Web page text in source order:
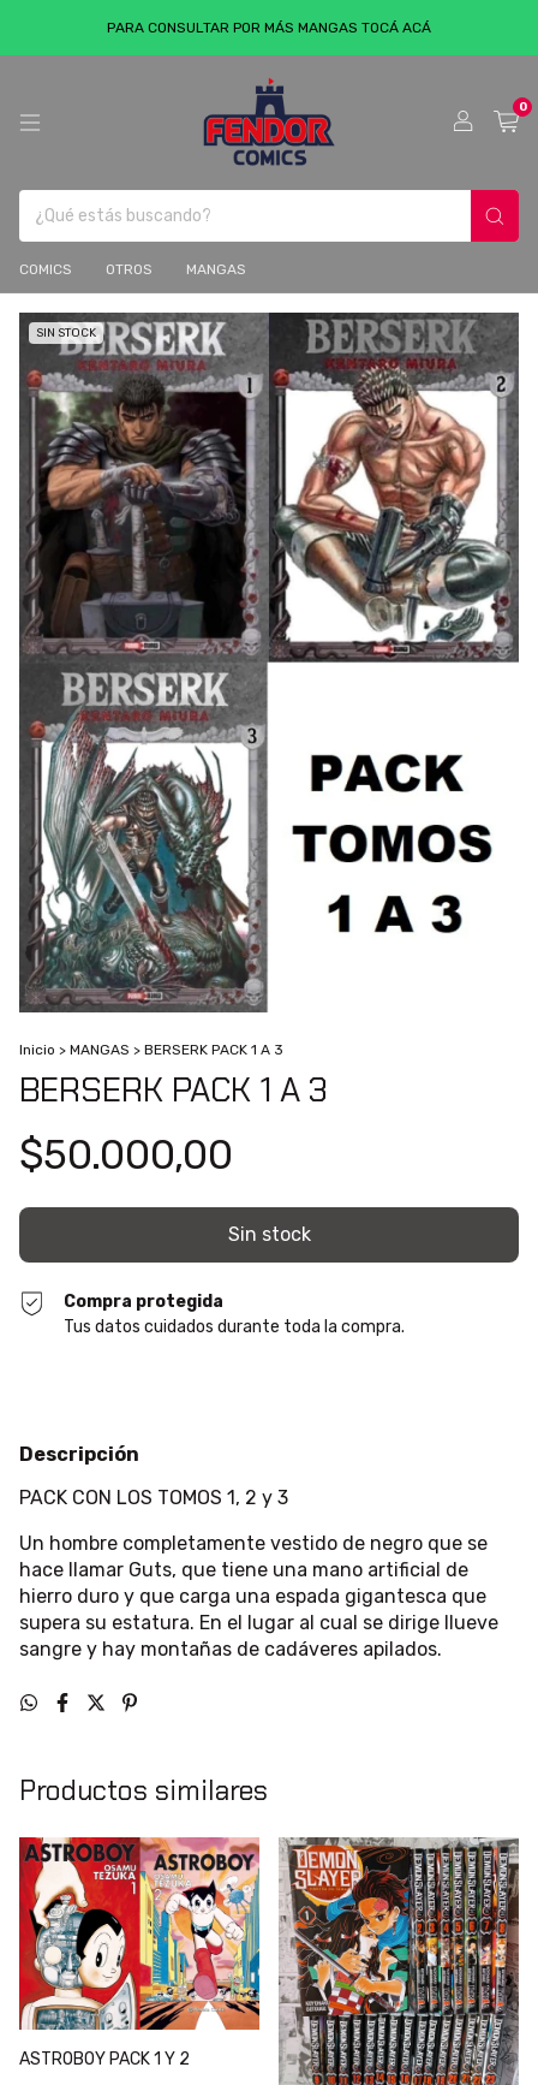
PARA CONSULTAR POR MÁS MANGAS TOCÁ ACÁ
0
COMICS OTROS MANGAS
SIN STOCK
Inicio > MANGAS > BERSERK PACK 1 A 3
BERSERK PACK 1 A 3
$50.000,00
Compra protegida
Tus datos cuidados durante toda la compra.
Descripción
PACK CON LOS TOMOS 1, 2 y 3
Un hombre completamente vestido de negro que se
hace llamar Guts, que tiene una mano artificial de
hierro duro y que carga una espada gigantesca que
supera su estatura. En el lugar al cual se dirige llueve
sangre y hay montañas de cadáveres apilados.
Productos similares
ASTROBOY PACK 1 Y 2